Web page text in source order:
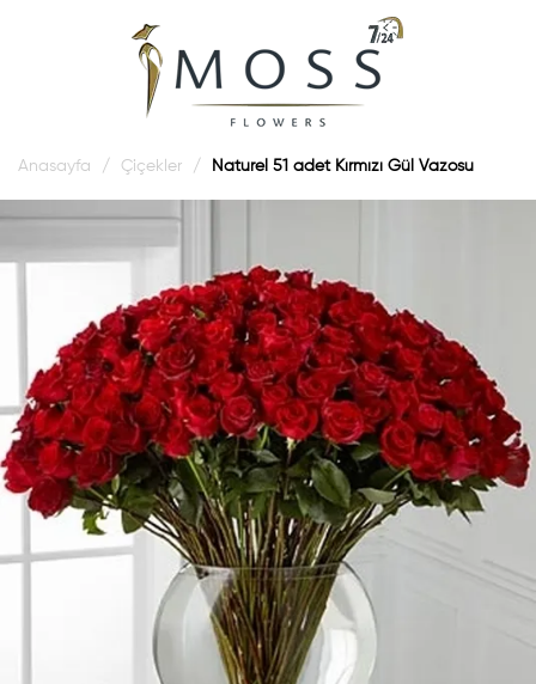
Anasayfa Çiçekler Naturel 51 adet Kırmızı Gül Vazosu